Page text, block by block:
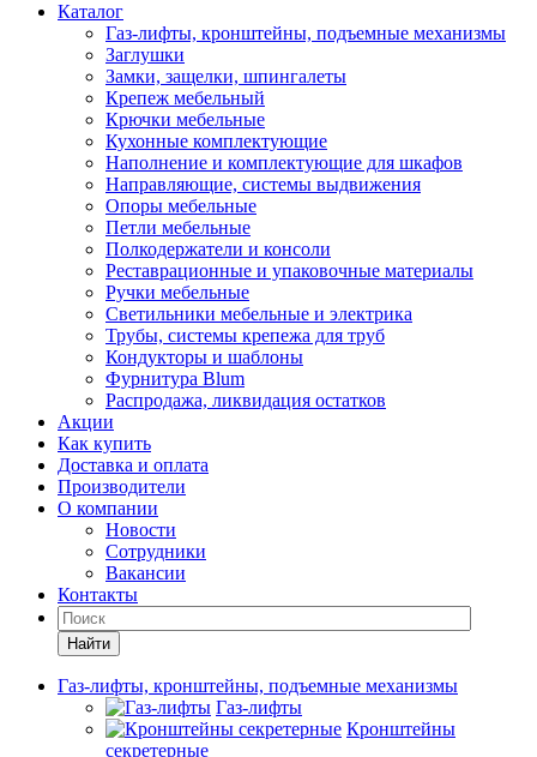
Каталог
Газ-лифты, кронштейны, подъемные механизмы
Заглушки
Замки, защелки, шпингалеты
Крепеж мебельный
Крючки мебельные
Кухонные комплектующие
Наполнение и комплектующие для шкафов
Направляющие, системы выдвижения
Опоры мебельные
Петли мебельные
Полкодержатели и консоли
Реставрационные и упаковочные материалы
Ручки мебельные
Светильники мебельные и электрика
Трубы, системы крепежа для труб
Кондукторы и шаблоны
Фурнитура Blum
Распродажа, ликвидация остатков
Акции
Как купить
Доставка и оплата
Производители
О компании
Новости
Сотрудники
Вакансии
Контакты
Найти
Газ-лифты, кронштейны, подъемные механизмы
Газ-лифты
Кронштейны
секретерные